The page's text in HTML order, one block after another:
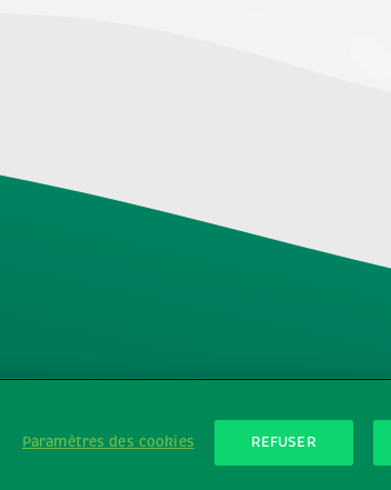
cookies Nous contacter | Groupe Ferrero
Paramètres des cookies REFUSER